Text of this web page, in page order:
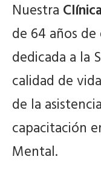
Nuestra
de 64 años
dedicada a la
calidad de
de la
capacitación
Mental.